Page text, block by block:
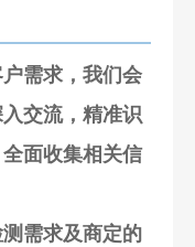
户需求，我们会
交流，精准识
面收集相关信
测需求及商定的